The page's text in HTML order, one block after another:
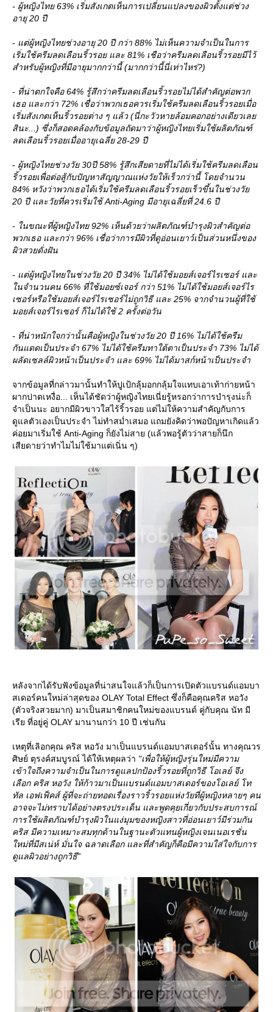
- ผู้หญิงไทย 63% เริ่มสังเกตเห็นการเปลี่ยนแปลงของผิวตั้งแต่ช่วง
อายุ 20 ปี
- แต่ผู้หญิงไทยช่วงอายุ 20 ปี กว่า 88% ไม่เห็นความจำเป็นในการ
เริ่มใช้ครีมลดเลือนริ้วรอย และ 81% เชือว่าครีมลดเลือนริ้วรอยมีไว้
สำหรับผู้หญิงที่มีอายุมากกว่านี้ (มากกว่านี้นี่เท่าไหร่?)
- ที่น่าตกใจคือ 64% รู้สึกว่าครีมลดเลือนริ้วรอยไม่ได้สำคัญต่อพวก
เธอ และกว่า 72% เชื่อว่าพวกเธอควรเริ่มใช้ครีมลดเลือนริ้วรอยเมื่อ
เริ่มสังเกตเห็นริ้วรอยต่าง ๆ แล้ว (นี่กะวัวหายล้อมคอกอย่างเดียวเล
สินะ...) ซึ่งก็สอดคล้องกับข้อมูลถัดมาว่าผู้หญิงไทยเริ่มใช้ผลิตภัณฑ์
ลดเลือนริ้วรอยเมื่ออายุเฉลี่ย 28-29 ปี
- ผู้หญิงไทยช่วงวัย 30ปี 58% รู้สึกเสียดายที่ไม่ได้เริ่มใช้ครีมลดเลือน
ริ้วรอยเพื่อต่อสู้กับปัญหาสัญญาณแห่งวัยให้เร็วกว่านี้ โดยจำนวน
84% หวังว่าพวกเธอได้เริ่มใช้ครีมลดเลือนริ้วรอยเร็วขึ้นในช่วงวั
20 ปี และวัยที่ควรเริ่มใช้ Anti-Aging มีอายุเฉลี่ยที่ 24.6 ปี
- ในขณะที่ผู้หญิงไทย 92% เห็นด้วยว่าผลิตภัณฑ์บำรุงผิวสำคัญต่อ
พวกเธอ และกว่า 96% เชื่อว่าการมีผิวที่ดูอ่อนเยาว์เป็นส่วนหนึ่งของ
ผิวสวยดั่งฝัน
- แต่ผู้หญิงไทยในช่วงวัย 20 ปี 34% ไม่ได้ใช้มอยส์เจอร์ไรเซอร์ และ
นจำนวนคน 66% ที่ใช้มอยซ์เจอร์ กว่า 51% ไม่ได้ใช้มอยส์เจอร์ไร
เซอร์หรือใช้มอยส์เจอร์ไรเซอร์ไม่ถูกวิธี และ 25% จากจำนวนผู้ที่ใช้
มอยส์เจอร์ไรเซอร์ ก็ไม่ได้ใช้ 2 ครั้งต่อวัน
- ที่น่าหนักใจกว่านั้นคือผู้หญิงในช่วงวัย 20 ปี 16% ไม่ได้ใช้ครีม
กันแดดเป็นประจำ 67% ไม่ได้ใช้ครีมทาใต้ตาเป็นประจำ 73% ไม่ได้
ผลัดเซลล์ผิวหน้าเป็นประจำ และ 69% ไม่ได้มาสก์หน้าเป็นประจำ
จากข้อมูลที่กล่าวมานั้นทำให้ปูเป้กลุ้มอกกลุ้มใจแทบเอาเท้าก่ายหน้า
ผากปาดเหงื่อ... เห็นได้ชัดว่าผู้หญิงไทยเนี่ยรู้หรอกว่าการบำรุงน่ะก็
จำเป็นนะ อยากมีผิวขาวใสไร้ริ้วรอย แต่ไม่ให้ความสำคัญกับการ
ดูแลตัวเองเป็นประจำ ไม่ทำสม่ำเสมอ แถมยังคิดว่าพอปัญหาเกิดแล้ว
ค่อยมาเริ่มใช้ Anti-Aging ก็ยังไม่สาย (แล้วพอรู้ตัวว่าสายก็นึก
เสียดายว่าทำไมไม่ใช้มาแต่เนิ่น ๆ)
หลังจากได้รับฟังข้อมูลที่น่าสนใจแล้วก็เป็นการเปิดตัวแบรนด์แอมบา
สเดอร์คนใหม่ล่าสุดของ OLAY Total Effect ซึ่งก็คือคุณคริส หอวัง
(ตัวจริงสวยมาก) มาเป็นสมาชิกคนใหม่ของแบรนด์ คู่กับคุณ นัท มี
เรีย ที่อยู่คู่ OLAY มานานกว่า 10 ปี เช่นกัน
เหตุที่เลิอกคุณ คริส หอวัง มาเป็นแบรนด์แอมบาสเดอร์นั้น ทางคุณวร
ศิษย์ ตุรงค์สมบูรณ์ ได้ให้เหตุผลว่า "เพื่อให้ผู้หญิงรุ่นใหม่มีความ
เข้าใจถึงความจำเป็นในการดูแลปกป้องริ้วรอยที่ถูกวิธี โอเลย์ จึง
เลือก คริส หอวัง ให้ก้าวมาเป็นแบรนด์แอมบาสเดอร์ของโอเลย์ โท
ทัล เอฟเฟ็คส์ ผู้ที่จะถ่ายทอดเรื่องราวริ้วรอยแห่งวัยที่ผู้หญิงหลายๆ คน
อาจจะไม่ทราบได้อย่างตรงประเด็น และพูดคุยเกี่ยวกับประสบการณ์
การใช้ผลิตภัณฑ์บำรุงผิวในแง่มุมของหญิงสาวที่อ่อนเยาว์มีร่วมกัน
คริส มีความเหมาะสมทุกด้านในฐานะตัวแทนผู้หญิงเจนเนอเรชั่น
หม่ที่มีสเน่ห์ มั่นใจ ฉลาดเลือก และที่สำคัญก็คือมีความใส่ใจกับการ
ดูแลผิวอย่างถูกวิธี”